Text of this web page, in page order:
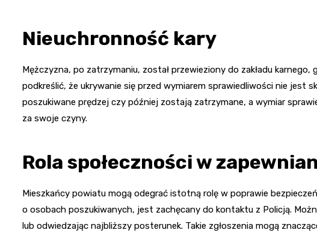
Nieuchronność kary
Mężczyzna, po zatrzymaniu, został przewieziony do zakładu
podkreślić, że ukrywanie się przed wymiarem sprawiedliwości nie jest
poszukiwane prędzej czy później zostają zatrzymane, a wymiar
za swoje czyny.
Rola społeczności w
Mieszkańcy powiatu mogą odegrać istotną rolę w poprawie
o osobach poszukiwanych, jest zachęcany do kontaktu z Policją.
lub odwiedzając najbliższy posterunek. Takie zgłoszenia mogą